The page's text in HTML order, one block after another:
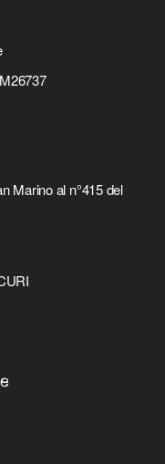
Marino al n°415 del